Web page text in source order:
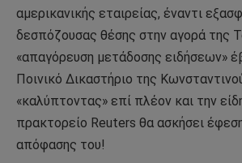
αμερικανικής εταιρείας, έναντι
δεσπόζουσας θέσης στην αγορά της
«απαγόρευση μετάδοσης ειδήσεων»
Ποινικό Δικαστήριο της
«καλύπτοντας» επί πλέον και την
πρακτορείο Reuters θα ασκήσει
απόφασης του!